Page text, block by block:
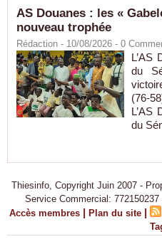
AS Douanes : les «
nouveau trophée
Rédaction - 10/08/2026 - 0
L’AS
du
(76-
L’AS
du
Thiesinfo, Copyright Juin 2007 -
Service Commercial:
Accès membres | Plan du site |